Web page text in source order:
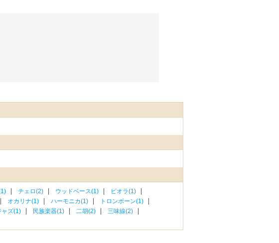
チェロ(2) ウッドベース(1)
ビオラ(1)
オカリナ(1) ハーモニカ(1)
トロンボーン(1)
ャズ(1) 民族楽器(1) 二胡(2)
三味線(2)